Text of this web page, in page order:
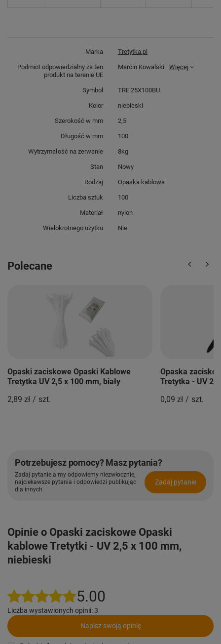
Marka Tretytka.pl
Podmiot odpowiedzialny za ten
produkt na terenie UE
Marcin Kowalski Więcej
Symbol TRE.25X100BU
Kolor niebieski
Szerokość w mm 2,5
Długość w mm 100
Wytrzymałość na zerwanie 8kg
Stan Nowy
Rodzaj Opaska kablowa
Liczba sztuk 100
Materiał nylon
Wielokrotnego użytku Nie
Polecane
Opaski zaciskowe Opaski Kablowe
Tretytka UV 2,5 x 100 mm, biały
2,89 zł / szt.
Opaska
Tretytka - UV
0,09 zł / szt.
Potrzebujesz pomocy? Masz pytania?
Zadaj pytanie a my odpowiemy niezwłocznie,
najciekawsze pytania i odpowiedzi publikując
dla innych.
Zadaj pytanie
Opinie o Opaski zaciskowe Opaski
kablowe Tretytki - UV 2,5 x 100 mm,
niebieski
5.00
Liczba wystawionych opinii: 3
Napisz swoją opinię